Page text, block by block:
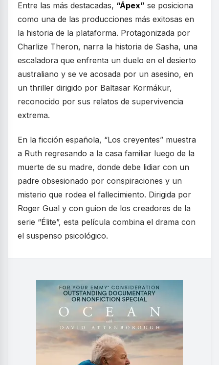
Entre las más destacadas, “Ápex” se posiciona
como una de las producciones más exitosas en
la historia de la plataforma. Protagonizada por
Charlize Theron, narra la historia de Sasha, una
escaladora que enfrenta un duelo en el desierto
australiano y se ve acosada por un asesino, en
un thriller dirigido por Baltasar Kormákur,
reconocido por sus relatos de supervivencia
extrema.
En la ficción española, “Los creyentes” muestra
a Ruth regresando a la casa familiar luego de la
muerte de su madre, donde debe lidiar con un
padre obsesionado por conspiraciones y un
misterio que rodea el fallecimiento. Dirigida por
Roger Gual y con guion de los creadores de la
serie “Élite”, esta película combina el drama con
el suspenso psicológico.